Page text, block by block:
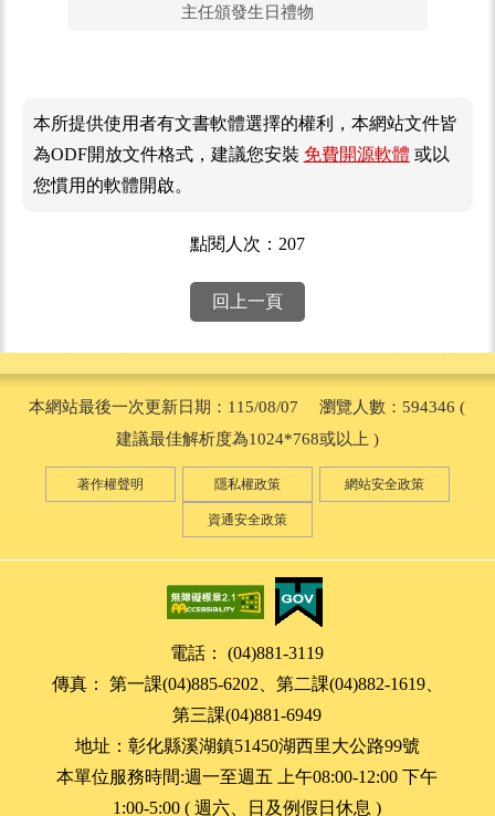
主任頒發生日禮物
本所提供使用者有文書軟體選擇的權利，本網站文件皆
為ODF開放文件格式，建議您安裝 免費開源軟體 或以
您慣用的軟體開啟。
點閱人次：207
回上一頁
本網站最後一次更新日期：115/08/07 瀏覽人數：594346 (
建議最佳解析度為1024*768或以上 )
著作權聲明 隱私權政策 網站安全政策
資通安全政策
電話： (04)881-3119
傳真： 第一課(04)885-6202、第二課(04)882-1619、
第三課(04)881-6949
地址：彰化縣溪湖鎮51450湖西里大公路99號
本單位服務時間:週一至週五 上午08:00-12:00 下午
1:00-5:00 ( 週六、日及例假日休息 )